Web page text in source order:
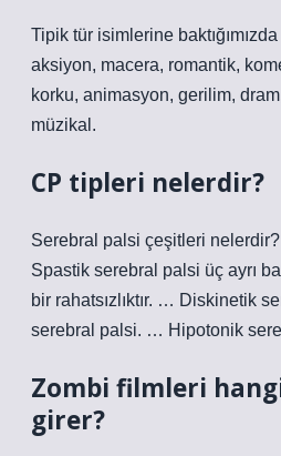
Tipik tür isimlerine
aksiyon, macera, romantik,
korku, animasyon, gerilim,
müzikal.
CP tipleri nelerdir?
Serebral palsi çeşitleri
Spastik serebral palsi üç ayrı
bir rahatsızlıktır. … Diskinetik
serebral palsi. … Hipotonik
Zombi filmleri
girer?